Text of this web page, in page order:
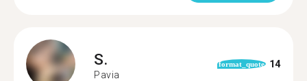
S.
Pavia
format_quote 14